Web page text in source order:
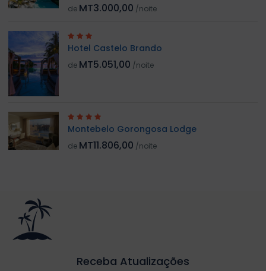
de MT3.000,00 /noite
Hotel Castelo Brando
de MT5.051,00 /noite
Montebelo Gorongosa Lodge
de MT11.806,00 /noite
Receba Atualizações